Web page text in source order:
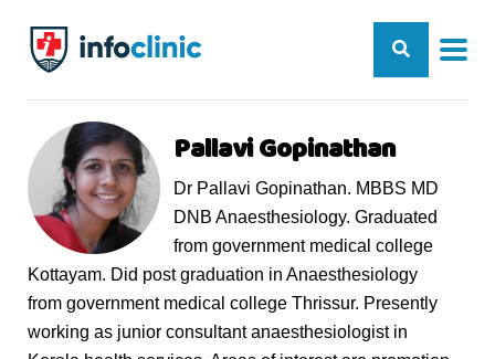
Pallavi Gopinathan
Dr Pallavi Gopinathan. MBBS MD
DNB Anaesthesiology. Graduated
from government medical college
Kottayam. Did post graduation in Anaesthesiology
from government medical college Thrissur. Presently
working as junior consultant anaesthesiologist in